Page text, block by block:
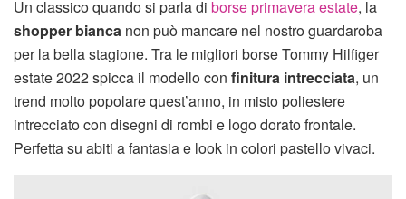
Un classico quando si parla di borse primavera estate, la
shopper bianca non può mancare nel nostro guardaroba
per la bella stagione. Tra le migliori borse Tommy Hilfiger
estate 2022 spicca il modello con finitura intrecciata, un
trend molto popolare quest’anno, in misto poliestere
intrecciato con disegni di rombi e logo dorato frontale.
Perfetta su abiti a fantasia e look in colori pastello vivaci.